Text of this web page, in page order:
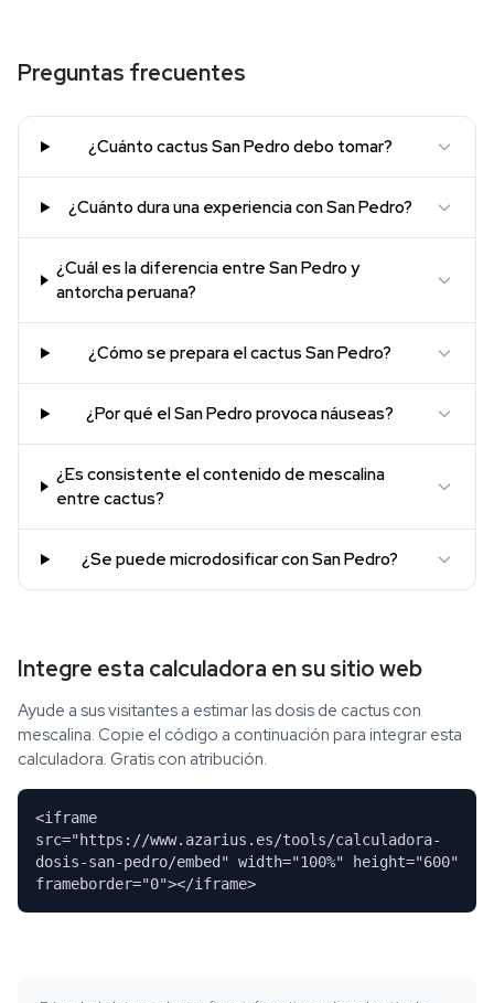
Preguntas frecuentes
¿Cuánto cactus San Pedro debo tomar?
¿Cuánto dura una experiencia con San Pedro?
¿Cuál es la diferencia entre San Pedro y
antorcha peruana?
¿Cómo se prepara el cactus San Pedro?
¿Por qué el San Pedro provoca náuseas?
¿Es consistente el contenido de mescalina
entre cactus?
¿Se puede microdosificar con San Pedro?
Integre esta calculadora en su sitio web
Ayude a sus visitantes a estimar las dosis de cactus con
mescalina. Copie el código a continuación para integrar esta
calculadora. Gratis con atribución.
<iframe
src="https://www.azarius.es/tools/calculadora-
dosis-san-pedro/embed" width="100%" height="600"
frameborder="0"></iframe>